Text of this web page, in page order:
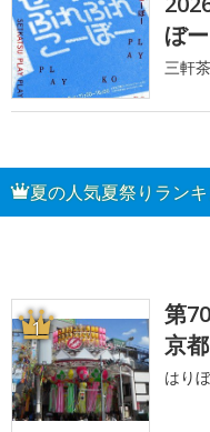
ぼー
三軒
夏の人気夏祭りラン
1
第
京都
はり